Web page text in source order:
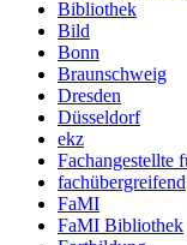
Bibliothek
Bild
Bonn
Braunschweig
Dresden
Düsseldorf
ekz
Fachangestellte
fachübergreifend
FaMI
FaMI Bibliothek